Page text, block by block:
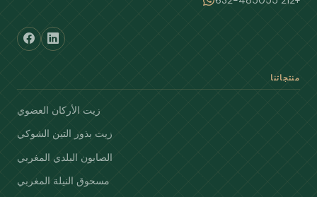
منتجاتنا
زيت الأركان العضوي
زيت بذور التين الشوكي
الصابون البلدي المغربي
مسحوق النيلة المغربي